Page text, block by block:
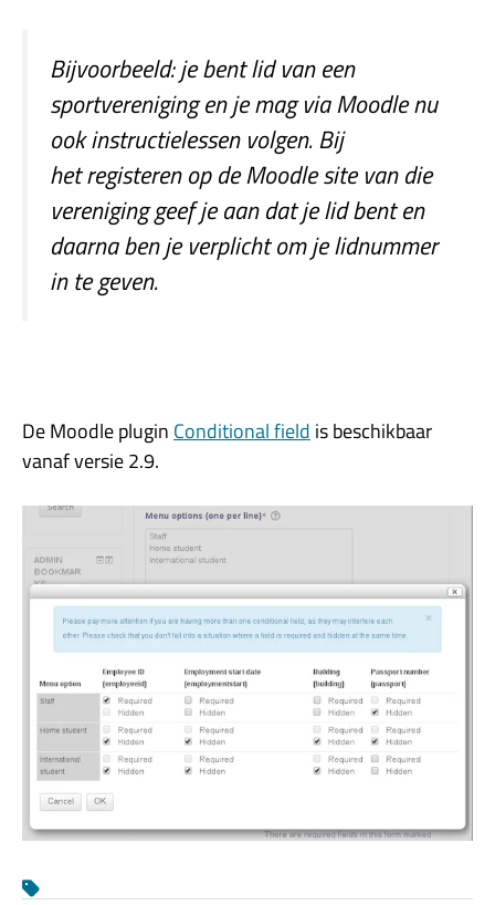
Bijvoorbeeld: je bent lid van een
sportvereniging en je mag via Moodle nu
ook instructielessen volgen. Bij
het registeren op de Moodle site van die
vereniging geef je aan dat je lid bent en
daarna ben je verplicht om je lidnummer
in te geven.
De Moodle plugin Conditional field is beschikbaar
vanaf versie 2.9.